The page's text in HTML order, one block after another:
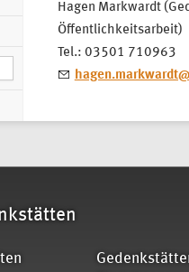
Hagen Markwardt
Öffentlichkeitsarbeit)
Tel.: 03501 710963